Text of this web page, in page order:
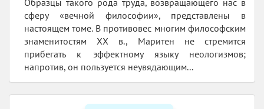
Образцы такого рода труда, возвращающего нас в
сферу «вечной философии», представлены в
настоящем томе. В противовес многим философским
знаменитостям XX в., Маритен не стремится
прибегать к эффектному языку неологизмов;
напротив, он пользуется неувядающим...